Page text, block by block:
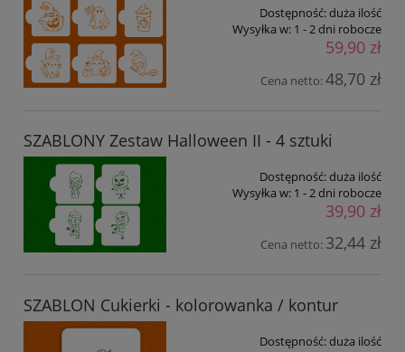
Dostępność:duża ilość
Wysyłka w: 1 - 2 dni robocze
59,90 zł
Cena netto:48,70 zł
SZABLONY Zestaw Halloween II - 4 sztuki
Dostępność:duża ilość
Wysyłka w: 1 - 2 dni robocze
39,90 zł
Cena netto: 32,44 zł
SZABLON Cukierki - kolorowanka / kontur
Dostępność:duża ilość